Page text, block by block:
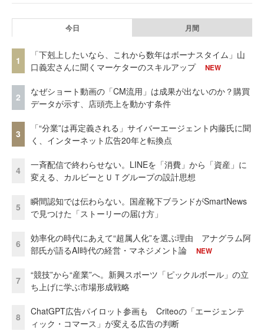
今日 月間
1
「下剋上したいなら、これから数年はボーナスタイム」山
口義宏さんに聞くマーケターのスキルアップ
NEW
2
なぜショート動画の「CM流用」は成果が出ないのか？購買
データが示す、店頭売上を動かす条件
3
「“分業”は再定義される」サイバーエージェント内藤氏に聞
く、インターネット広告20年と転換点
4
一斉配信で終わらせない。LINEを「消費」から「資産」に
変える、カルビーとＵＴグループの設計思想
5
瞬間認知では伝わらない。国産靴下ブランドがSmartNews
で見つけた「ストーリーの届け方」
6
効率化の時代にあえて“超属人化”を選ぶ理由 アナグラム阿
部氏が語るAI時代の経営・マネジメント論
NEW
7
“競技”から“産業”へ。新興スポーツ「ピックルボール」の立
ち上げに学ぶ市場形成戦略
8
ChatGPT広告パイロット参画も Criteoの「エージェンテ
ィック・コマース」が変える広告の判断